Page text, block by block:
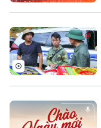
Theo dõi Hà Nội On